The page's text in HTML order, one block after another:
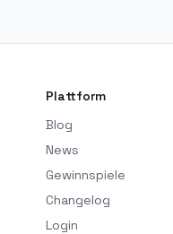
Plattform
Blog
News
Gewinnspiele
Changelog
Login